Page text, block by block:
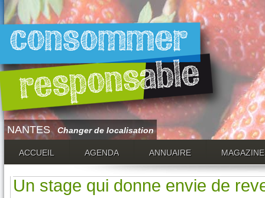
NANTES Changer de localisation
ACCUEIL AGENDA ANNUAIRE MAGAZINE
CASINO EN LIGNE FIABLE CASINO EN LIGNE FRANCE
Un stage qui donne envie de